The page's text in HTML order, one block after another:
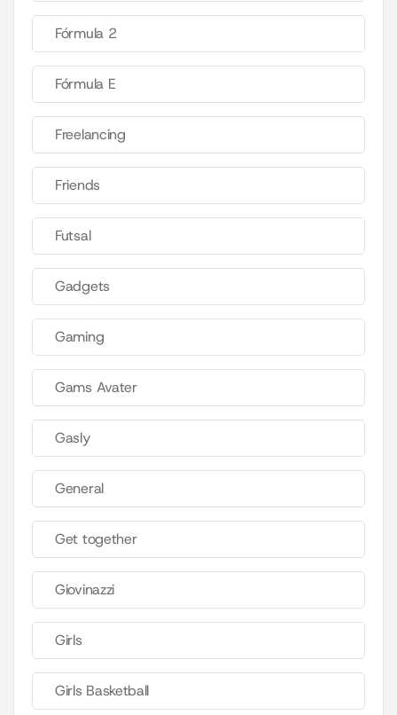
Fórmula 2
Fórmula E
Freelancing
Friends
Futsal
Gadgets
Gaming
Gams Avater
Gasly
General
Get together
Giovinazzi
Girls
Girls Basketball